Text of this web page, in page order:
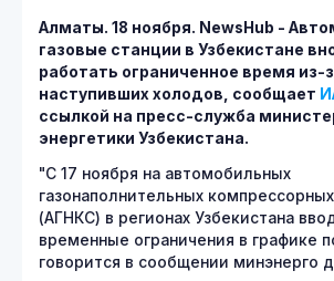
Алматы. 18 ноября. NewsHub -
газовые станции в Узбекистане
работать ограниченное время из-
наступивших холодов, сообщает
ссылкой на пресс-служба
энергетики Узбекистана.
"С 17 ноября на автомобильных
газонаполнительных
(АГНКС) в регионах Узбекистана
временные ограничения в графике
говорится в сообщении минэнерго